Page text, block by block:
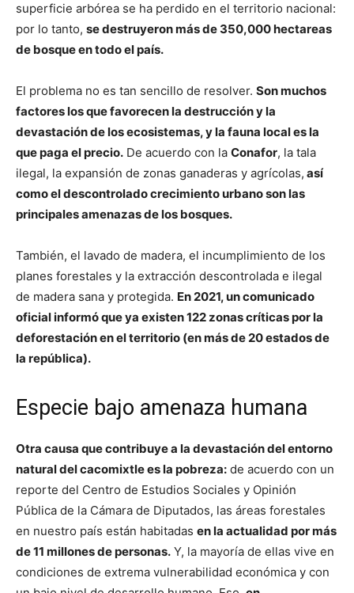
superficie arbórea se ha perdido en el territorio nacional:
por lo tanto, se destruyeron más de 350,000 hectareas
de bosque en todo el país.
El problema no es tan sencillo de resolver. Son muchos
factores los que favorecen la destrucción y la
devastación de los ecosistemas, y la fauna local es la
que paga el precio. De acuerdo con la Conafor, la tala
ilegal, la expansión de zonas ganaderas y agrícolas, así
como el descontrolado crecimiento urbano son las
principales amenazas de los bosques.
También, el lavado de madera, el incumplimiento de los
planes forestales y la extracción descontrolada e ilegal
de madera sana y protegida. En 2021, un comunicado
oficial informó que ya existen 122 zonas críticas por la
deforestación en el territorio (en más de 20 estados de
la república).
Especie bajo amenaza humana
Otra causa que contribuye a la devastación del entorno
natural del cacomixtle es la pobreza: de acuerdo con un
reporte del Centro de Estudios Sociales y Opinión
Pública de la Cámara de Diputados, las áreas forestales
en nuestro país están habitadas en la actualidad por más
de 11 millones de personas. Y, la mayoría de ellas vive en
condiciones de extrema vulnerabilidad económica y con